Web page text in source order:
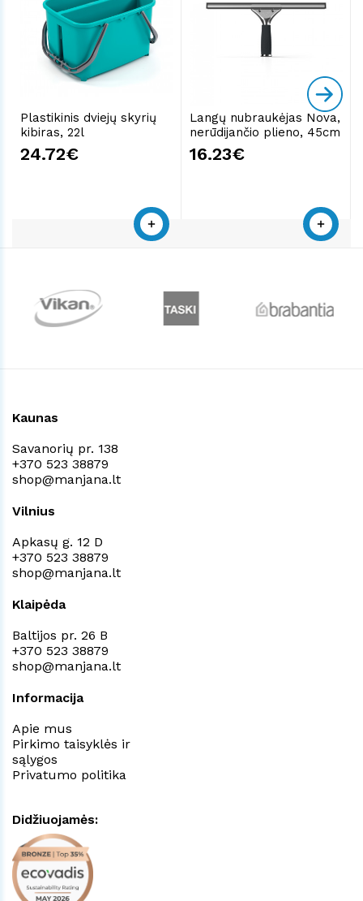
Plastikinis dviejų skyrių
kibiras, 22l
24.72€
Langų nubraukėjas Nova,
nerūdijančio plieno, 45cm
16.23€
Kaunas
Savanorių pr. 138
+370 523 38879
shop@manjana.lt
Vilnius
Apkasų g. 12 D
+370 523 38879
shop@manjana.lt
Klaipėda
Baltijos pr. 26 B
+370 523 38879
shop@manjana.lt
Informacija
Apie mus
Pirkimo taisyklės ir
sąlygos
Privatumo politika
Didžiuojamės: